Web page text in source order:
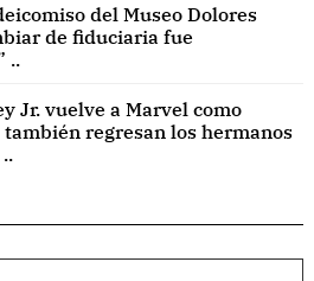
del Museo Dolores
de fiduciaria fue
..
Jr. vuelve a Marvel como
regresan los hermanos